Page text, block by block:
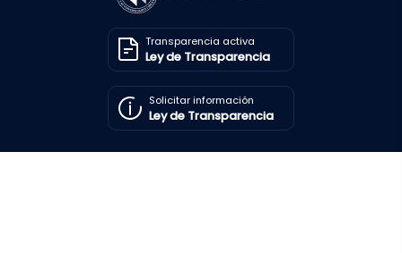
Transparencia activa
Ley de Transparencia
Solicitar información
Ley de Transparencia